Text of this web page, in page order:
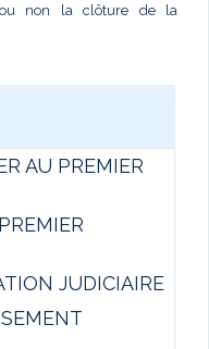
non la clôture de la
AU PREMIER
JUDICIAIRE